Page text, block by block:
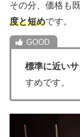
その分、価格も
度と短めです。
標準に近い
すめです。